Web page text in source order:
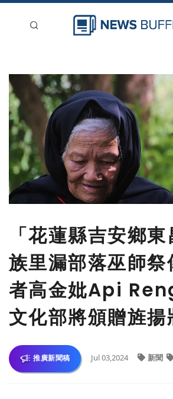
新聞稿分類
登入
刊登
「花蓮縣吉安鄉
族里漏部落巫師祭
者高金妣Api
文化部將頒贈旌揚
推廣新聞稿 Jul 03,2024 新聞